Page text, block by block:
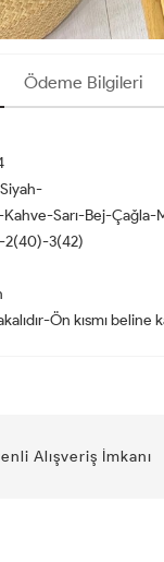
Ödeme Bilgileri
Sarı-Bej-Çağla-
2(40)-3(42)
Ön kısmı
Alışveriş İmkanı